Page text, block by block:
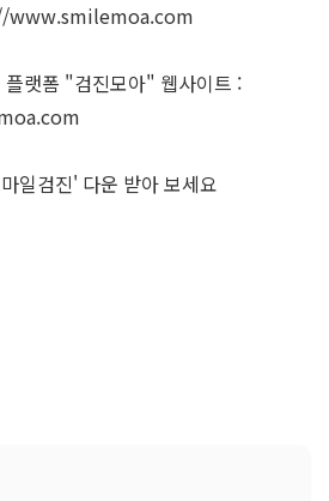
www.smilemoa.com
랫폼 "검진모아" 웹사이트 :
일검진' 다운 받아 보세요